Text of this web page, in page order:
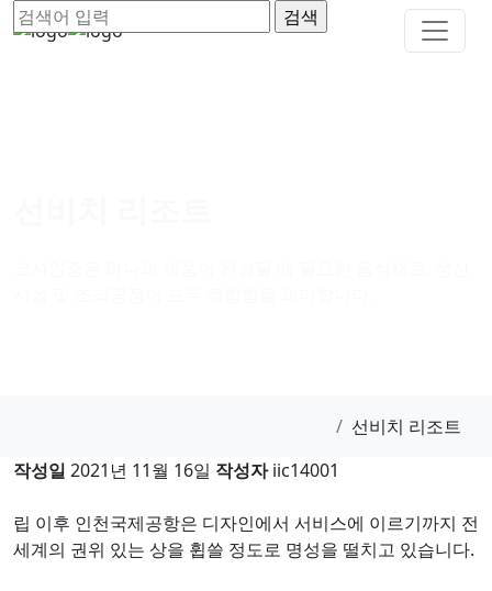
선비치 리조트
작성일 2021년 11월 16일 작성자iic14001
립 이후 인천국제공항은 디자인에서 서비스에 이르기까지 전
세계의 권위 있는 상을 휩쓸 정도로 명성을 떨치고 있습니다.